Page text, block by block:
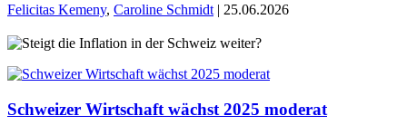
Felicitas Kemeny, Caroline Schmidt | 25.06.2026
Schweizer Wirtschaft wächst 2025 moderat